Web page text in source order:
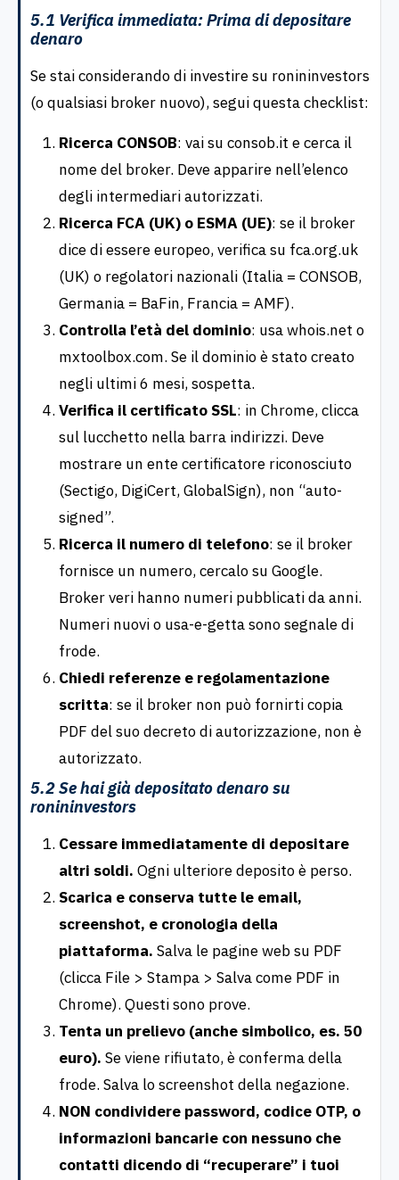
5.1 Verifica immediata: Prima di depositare
denaro
Se stai considerando di investire su ronininvestors
(o qualsiasi broker nuovo), segui questa checklist:
Ricerca CONSOB: vai su consob.it e cerca il
nome del broker. Deve apparire nell’elenco
degli intermediari autorizzati.
Ricerca FCA (UK) o ESMA (UE): se il broker
dice di essere europeo, verifica su fca.org.uk
(UK) o regolatori nazionali (Italia = CONSOB,
Germania = BaFin, Francia = AMF).
Controlla l’età del dominio: usa whois.net o
mxtoolbox.com. Se il dominio è stato creato
negli ultimi 6 mesi, sospetta.
Verifica il certificato SSL: in Chrome, clicca
sul lucchetto nella barra indirizzi. Deve
mostrare un ente certificatore riconosciuto
(Sectigo, DigiCert, GlobalSign), non “auto-
signed”.
Ricerca il numero di telefono: se il broker
fornisce un numero, cercalo su Google.
Broker veri hanno numeri pubblicati da anni.
Numeri nuovi o usa-e-getta sono segnale di
frode.
Chiedi referenze e regolamentazione
scritta: se il broker non può fornirti copia
PDF del suo decreto di autorizzazione, non è
autorizzato.
5.2 Se hai già depositato denaro su
ronininvestors
Cessare immediatamente di depositare
altri soldi. Ogni ulteriore deposito è perso.
Scarica e conserva tutte le email,
screenshot, e cronologia della
piattaforma. Salva le pagine web su PDF
(clicca File > Stampa > Salva come PDF in
Chrome). Questi sono prove.
Tenta un prelievo (anche simbolico, es. 50
euro). Se viene rifiutato, è conferma della
frode. Salva lo screenshot della negazione.
NON condividere password, codice OTP, o
informazioni bancarie con nessuno che
contatti dicendo di “recuperare” i tuoi